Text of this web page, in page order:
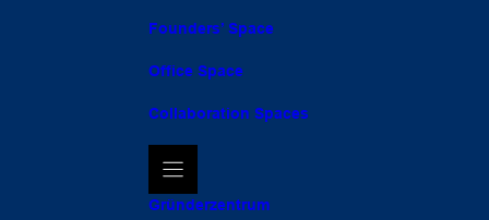
Founders’ Space
Office Space
Collaboration Spaces
Gründerzentrum